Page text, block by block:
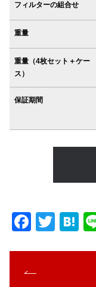
フィルターの組合せ
重量
重量（4枚セット＋ケー
ス）
保証期間
F
e
T
H